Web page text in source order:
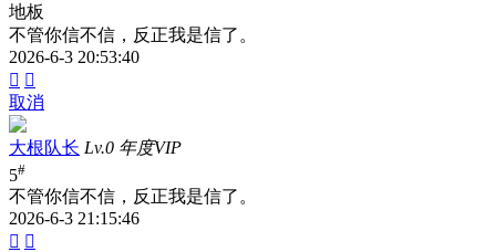
地板
不管你信不信，反正我是信了。
2026-6-3 20:53:40
 
取消
大根队长 Lv.0 年度VIP
5#
不管你信不信，反正我是信了。
2026-6-3 21:15:46
 